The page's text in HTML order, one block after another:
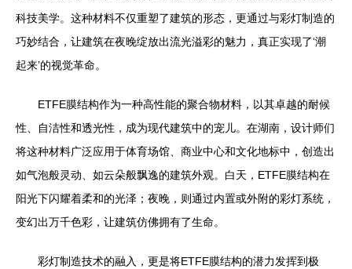
科技美学。这种材料不仅重塑了建筑的形态，更通过与彩灯制造的
巧妙结合，让建筑在夜晚绽放出流光溢彩的魅力，真正实现了‘潮
起来’的视觉革命。
ETFE膜结构作为一种高性能的聚合物材料，以其卓越的耐候
性、自洁性和透光性，成为现代建筑中的宠儿。在湖南，设计师们
将这种材料广泛应用于体育场馆、商业中心和文化地标中，创造出
如气泡般灵动、如云朵般飘逸的建筑外观。白天，ETFE膜结构在
阳光下闪耀着柔和的光泽；夜晚，则通过内置或外附的彩灯系统，
变幻出万千色彩，让建筑仿佛拥有了生命。
彩灯制造技术的融入，更是将ETFE膜结构的潜力发挥到极